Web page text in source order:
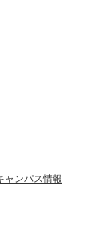
ャンパス情報